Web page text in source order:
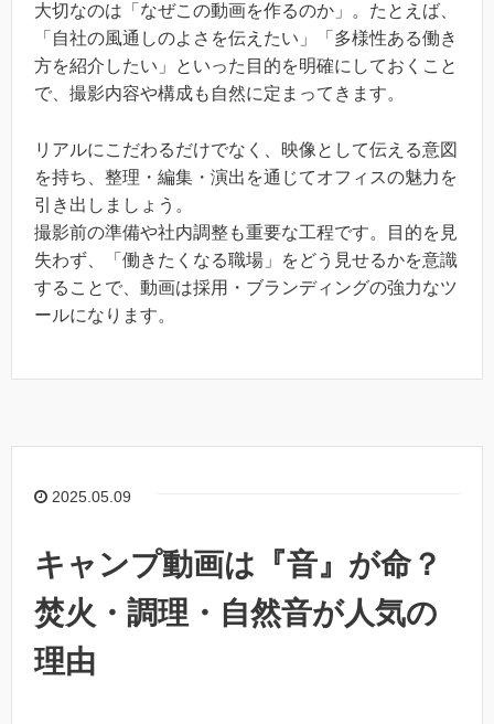
大切なのは「なぜこの動画を作るのか」。たとえば、
「自社の風通しのよさを伝えたい」「多様性ある働き
方を紹介したい」といった目的を明確にしておくこと
で、撮影内容や構成も自然に定まってきます。
リアルにこだわるだけでなく、映像として伝える意図
を持ち、整理・編集・演出を通じてオフィスの魅力を
引き出しましょう。
撮影前の準備や社内調整も重要な工程です。目的を見
失わず、「働きたくなる職場」をどう見せるかを意識
することで、動画は採用・ブランディングの強力なツ
ールになります。
2025.05.09
キャンプ動画は『音』が命？
焚火・調理・自然音が人気の
理由